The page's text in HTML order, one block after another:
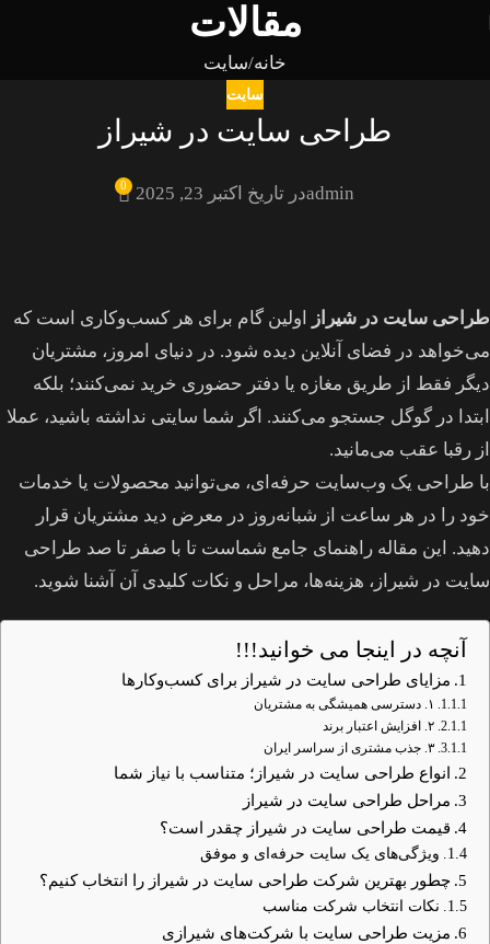
مقالات
خانه سایت
سایت
طراحی سایت در شیراز
adminدر تاریخ اکتبر 23, 2025 0
طراحی سایت در شیراز
اولین گام برای هر کسب‌وکاری است که
می‌خواهد در فضای آنلاین دیده شود. در دنیای امروز، مشتریان
دیگر فقط از طریق مغازه یا دفتر حضوری خرید نمی‌کنند؛ بلکه
ابتدا در گوگل جستجو می‌کنند. اگر شما سایتی نداشته باشید، عملا
از رقبا عقب می‌مانید.
با طراحی یک وب‌سایت حرفه‌ای، می‌توانید محصولات یا خدمات
خود را در هر ساعت از شبانه‌روز در معرض دید مشتریان قرار
دهید. این مقاله راهنمای جامع شماست تا با صفر تا صد طراحی
سایت در شیراز، هزینه‌ها، مراحل و نکات کلیدی آن آشنا شوید.
آنچه در اینجا می خوانید!!!
مزایای طراحی سایت در شیراز برای کسب‌وکارها
۱. دسترسی همیشگی به مشتریان
۲. افزایش اعتبار برند
۳. جذب مشتری از سراسر ایران
انواع طراحی سایت در شیراز؛ متناسب با نیاز شما
مراحل طراحی سایت در شیراز
قیمت طراحی سایت در شیراز چقدر است؟
ویژگی‌های یک سایت حرفه‌ای و موفق
چطور بهترین شرکت طراحی سایت در شیراز را انتخاب کنیم؟
نکات انتخاب شرکت مناسب
مزیت طراحی سایت با شرکت‌های شیرازی